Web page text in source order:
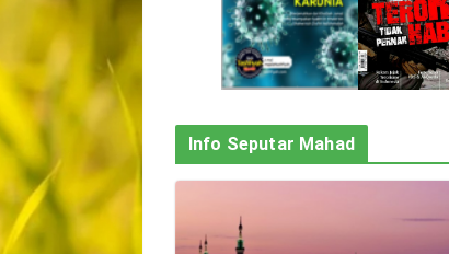
Info Seputar Mahad